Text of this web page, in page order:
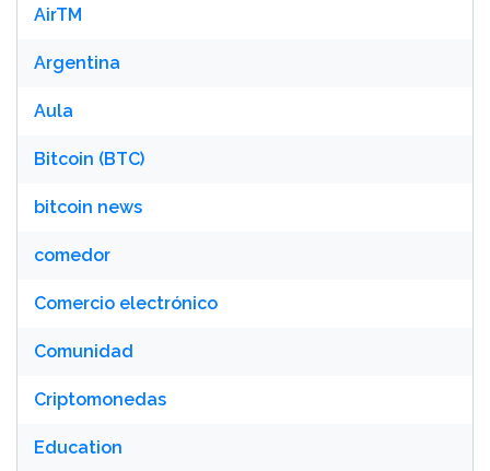
AirTM
Argentina
Aula
Bitcoin (BTC)
bitcoin news
comedor
Comercio electrónico
Comunidad
Criptomonedas
Education